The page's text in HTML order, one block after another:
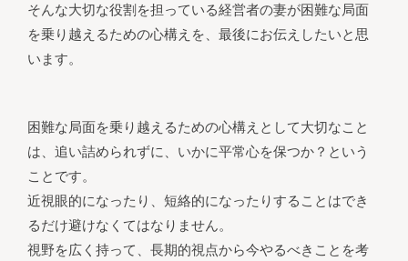
そんな大切な役割を担っている経営者の妻が困難な局面
を乗り越えるための心構えを、最後にお伝えしたいと思
います。
困難な局面を乗り越えるための心構えとして大切なこと
は、追い詰められずに、いかに平常心を保つか？という
ことです。
近視眼的になったり、短絡的になったりすることはでき
るだけ避けなくてはなりません。
視野を広く持って、長期的視点から今やるべきことを考